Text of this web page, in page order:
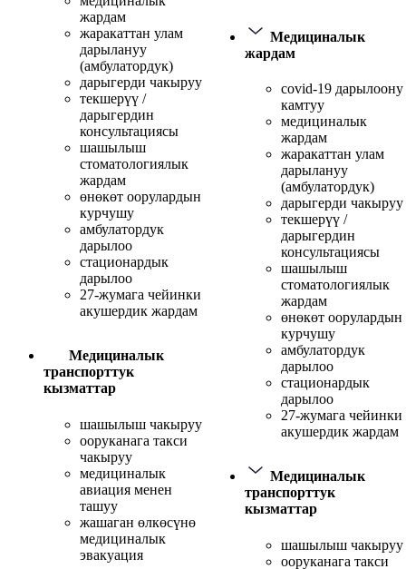
жардам
жаракаттан улам
дарылануу
(амбулатордук)
дарыгерди чакыруу
текшерүү /
дарыгердин
консультациясы
шашылыш
стоматологиялык
жардам
өнөкөт оорулардын
курчушу
амбулатордук
дарылоо
стационардык
дарылоо
27-жумага чейинки
акушердик жардам
Медициналык
транспорттук
кызматтар
шашылыш чакыруу
ооруканага такси
чакыруу
медициналык
авиация менен
ташуу
жашаган өлкөсүнө
медициналык
эвакуация
Медициналык
жардам
covid-19 дарылоону
камтуу
медициналык
жардам
жаракаттан улам
дарылануу
(амбулатордук)
дарыгерди чакыруу
текшерүү /
дарыгердин
консультациясы
шашылыш
стоматологиялык
жардам
өнөкөт оорулардын
курчушу
амбулатордук
дарылоо
стационардык
дарылоо
27-жумага чейинки
акушердик жардам
Медициналык
транспорттук
кызматтар
шашылыш чакыруу
ооруканага такси